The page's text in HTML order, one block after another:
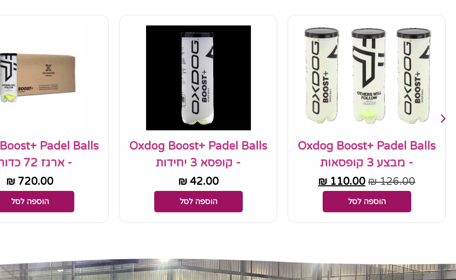
Oxdog Boost+ Padel Balls
- מבצע 3 קופסאות
₪126.00
₪ 110.00
הוספה לסל
Oxdog Boost+ Padel Balls
- קופסא 3 יחידות
₪ 42.00
הוספה לסל
Padel Balls
- ארגז 72 כדורים
₪ 720.00
הוספה לסל